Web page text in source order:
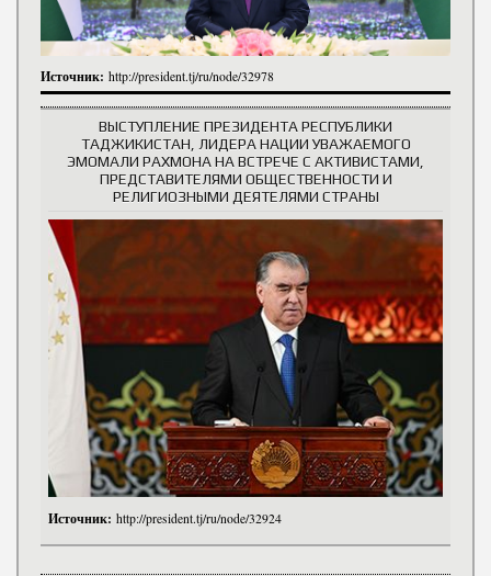
Источник: http://president.tj/ru/node/32978
ВЫСТУПЛЕНИЕ ПРЕЗИДЕНТА РЕСПУБЛИКИ
ТАДЖИКИСТАН, ЛИДЕРА НАЦИИ УВАЖАЕМОГО
ЭМОМАЛИ РАХМОНА НА ВСТРЕЧЕ С АКТИВИСТАМИ,
ПРЕДСТАВИТЕЛЯМИ ОБЩЕСТВЕННОСТИ И
РЕЛИГИОЗНЫМИ ДЕЯТЕЛЯМИ СТРАНЫ
Источник: http://president.tj/ru/node/32924